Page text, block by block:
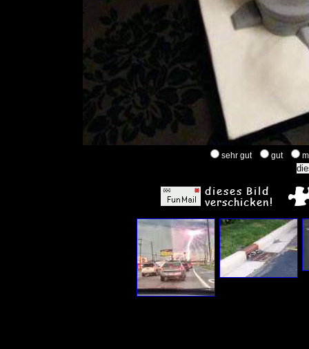
sehr gut gut